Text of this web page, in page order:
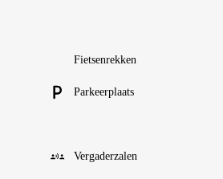
Fietsenrekken
Parkeerplaats
Vergaderzalen